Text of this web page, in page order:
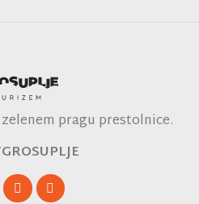
pragu prestolnice.